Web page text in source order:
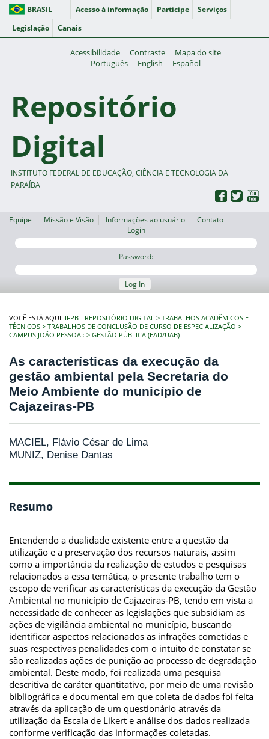
BRASIL Acesso à informação Participe
Serviços
Legislação
Canais
Acessibilidade Contraste
Mapa do site
Português
English Español
Repositório
Digital
INSTITUTO FEDERAL DE EDUCAÇÃO, CIÊNCIA E TECNOLOGIA DA
PARAÍBA
Equipe Missão e Visão Informações ao usuário
Contato
Login
Password:
Log In
VOCÊ ESTÁ AQUI: IFPB - REPOSITÓRIO DIGITAL
TRABALHOS ACADÊMICOS E
TÉCNICOS
TRABALHOS DE CONCLUSÃO DE CURSO DE ESPECIALIZAÇÃO
CAMPUS JOÃO PESSOA :
GESTÃO PÚBLICA (EAD/UAB)
As características da execução da
gestão ambiental pela Secretaria do
Meio Ambiente do município de
Cajazeiras-PB
MACIEL, Flávio César de Lima
MUNIZ, Denise Dantas
Resumo
Entendendo a dualidade existente entre a questão da
utilização e a preservação dos recursos naturais, assim
como a importância da realização de estudos e pesquisas
relacionados a essa temática, o presente trabalho tem o
escopo de verificar as características da execução da Gestão
Ambiental no município de Cajazeiras-PB, tendo em vista a
necessidade de conhecer as legislações que subsidiam as
ações de vigilância ambiental no município, buscando
identificar aspectos relacionados as infrações cometidas e
suas respectivas penalidades com o intuito de constatar se
são realizadas ações de punição ao processo de degradação
ambiental. Deste modo, foi realizada uma pesquisa
descritiva de caráter quantitativo, por meio de uma revisão
bibliográfica e documental em que coleta de dados foi feita
através da aplicação de um questionário através da
utilização da Escala de Likert e análise dos dados realizada
conforme verificação das informações coletadas.